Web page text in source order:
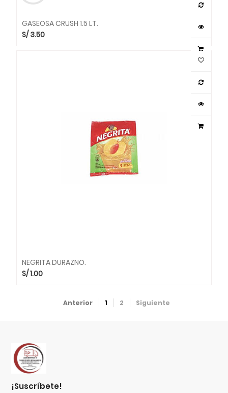
GASEOSA CRUSH 1.5 LT.
S/ 3.50
NEGRITA DURAZNO.
S/1.00
Anterior 1 2 Siguiente
¡suscríbete!